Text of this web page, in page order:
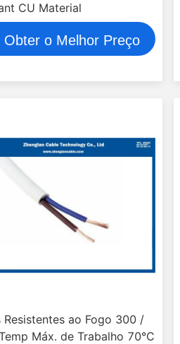
CU Material
Obter o Melhor Preço
Resistentes ao Fogo 300 /
Máx. de Trabalho 70°C